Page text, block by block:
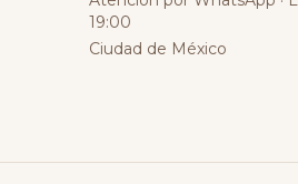
19:00
Ciudad de México